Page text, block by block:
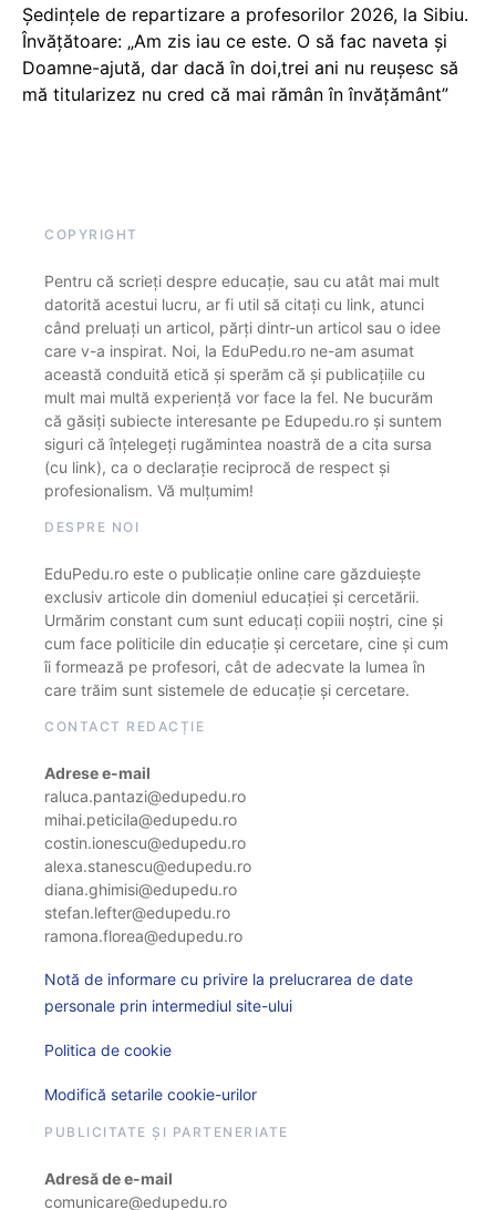
Ședințele de repartizare a profesorilor 2026, la Sibiu.
Învățătoare: „Am zis iau ce este. O să fac naveta și
Doamne-ajută, dar dacă în doi,trei ani nu reușesc să
mă titularizez nu cred că mai rămân în învățământ”
COPYRIGHT
Pentru că scrieți despre educație, sau cu atât mai mult
datorită acestui lucru, ar fi util să citați cu link, atunci
când preluați un articol, părți dintr-un articol sau o idee
care v-a inspirat. Noi, la EduPedu.ro ne-am asumat
această conduită etică și sperăm că și publicațiile cu
mult mai multă experiență vor face la fel. Ne bucurăm
că găsiți subiecte interesante pe Edupedu.ro și suntem
siguri că înțelegeți rugămintea noastră de a cita sursa
(cu link), ca o declarație reciprocă de respect și
profesionalism. Vă mulțumim!
DESPRE NOI
EduPedu.ro este o publicație online care găzduiește
exclusiv articole din domeniul educației și cercetării.
Urmărim constant cum sunt educați copiii noștri, cine și
cum face politicile din educație și cercetare, cine și cum
îi formează pe profesori, cât de adecvate la lumea în
care trăim sunt sistemele de educație și cercetare.
CONTACT REDACȚIE
Adrese e-mail
raluca.pantazi@edupedu.ro
mihai.peticila@edupedu.ro
costin.ionescu@edupedu.ro
alexa.stanescu@edupedu.ro
diana.ghimisi@edupedu.ro
stefan.lefter@edupedu.ro
ramona.florea@edupedu.ro
Notă de informare cu privire la prelucrarea de date
personale prin intermediul site-ului
Politica de cookie
Modifică setarile cookie-urilor
PUBLICITATE ȘI PARTENERIATE
Adresă de e-mail
comunicare@edupedu.ro